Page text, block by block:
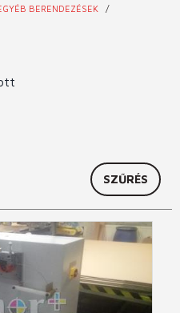
BERENDEZÉSEK